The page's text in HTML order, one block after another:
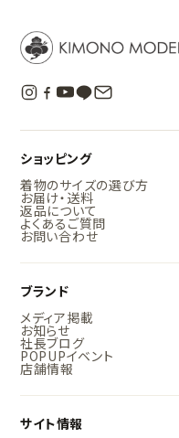
ショッピング
着物のサイズの選び方
お届け・送料
返品について
よくあるご質問
お問い合わせ
ブランド
メディア掲載
お知らせ
社長ブログ
POPUPイベント
店舗情報
サイト情報